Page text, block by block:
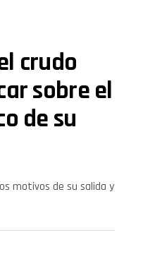
crudo
sobre el
de su
motivos de su salida y